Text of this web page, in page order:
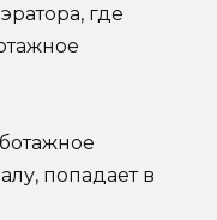
где
попадает в